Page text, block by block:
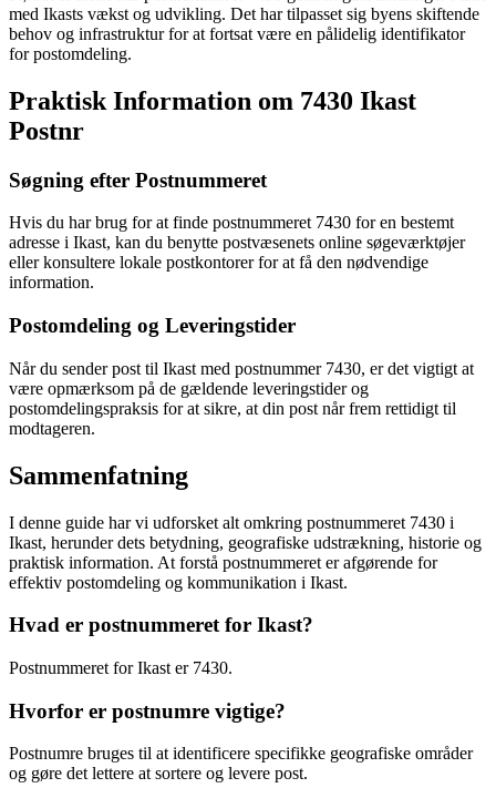
med Ikasts vækst og udvikling. Det har tilpasset sig byens skiftende
behov og infrastruktur for at fortsat være en pålidelig identifikator
for postomdeling.
Praktisk Information om 7430 Ikast
Postnr
Søgning efter Postnummeret
Hvis du har brug for at finde postnummeret 7430 for en bestemt
adresse i Ikast, kan du benytte postvæsenets online søgeværktøjer
eller konsultere lokale postkontorer for at få den nødvendige
information.
Postomdeling og Leveringstider
Når du sender post til Ikast med postnummer 7430, er det vigtigt at
være opmærksom på de gældende leveringstider og
postomdelingspraksis for at sikre, at din post når frem rettidigt til
modtageren.
Sammenfatning
I denne guide har vi udforsket alt omkring postnummeret 7430 i
Ikast, herunder dets betydning, geografiske udstrækning, historie og
praktisk information. At forstå postnummeret er afgørende for
effektiv postomdeling og kommunikation i Ikast.
Hvad er postnummeret for Ikast?
Postnummeret for Ikast er 7430.
Hvorfor er postnumre vigtige?
Postnumre bruges til at identificere specifikke geografiske områder
og gøre det lettere at sortere og levere post.